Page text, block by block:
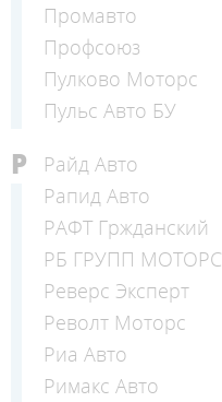
Промавто
Профсоюз
Пулково Моторс
Пульс Авто БУ
Р
Райд Авто
Рапид Авто
РАФТ Гржданский
РБ ГРУПП МОТОРС
Реверс Эксперт
Револт Моторс
Риа Авто
Римакс Авто